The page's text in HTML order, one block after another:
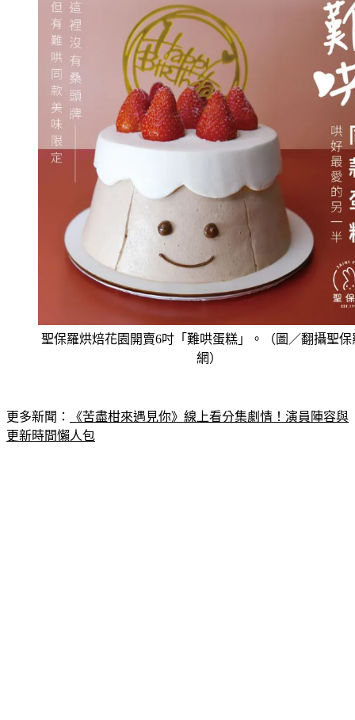
聖保羅烘焙花園開賣6吋「難哄蛋糕」。（圖／翻攝聖保
網）
更多新聞：
《苦盡柑來遇見你》線上看分集劇情！演員陣容與
更新時間懶人包